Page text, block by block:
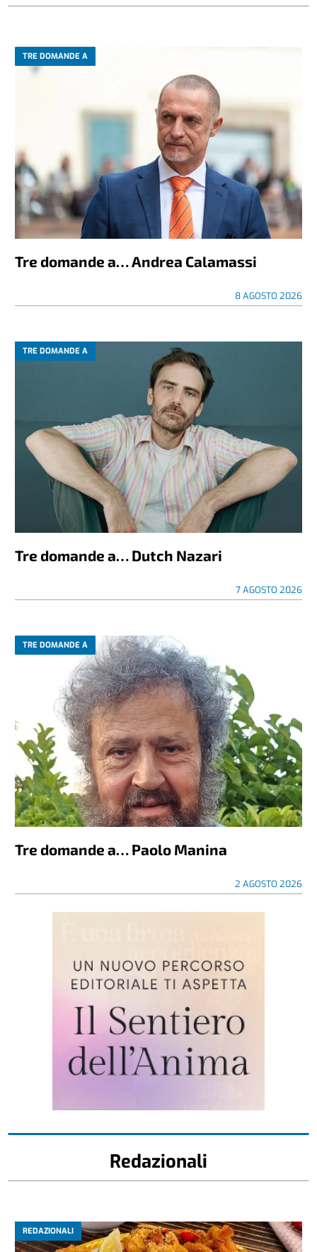
TRE DOMANDE A
Tre domande a… Andrea Calamassi
8 AGOSTO 2026
TRE DOMANDE A
Tre domande a… Dutch Nazari
7 AGOSTO 2026
TRE DOMANDE A
Tre domande a… Paolo Manina
2 AGOSTO 2026
Redazionali
REDAZIONALI